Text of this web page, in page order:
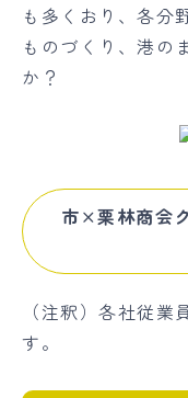
も多くおり、各分
ものづくり、港の
か？
市×栗林商会
（注釈）各社従
す。